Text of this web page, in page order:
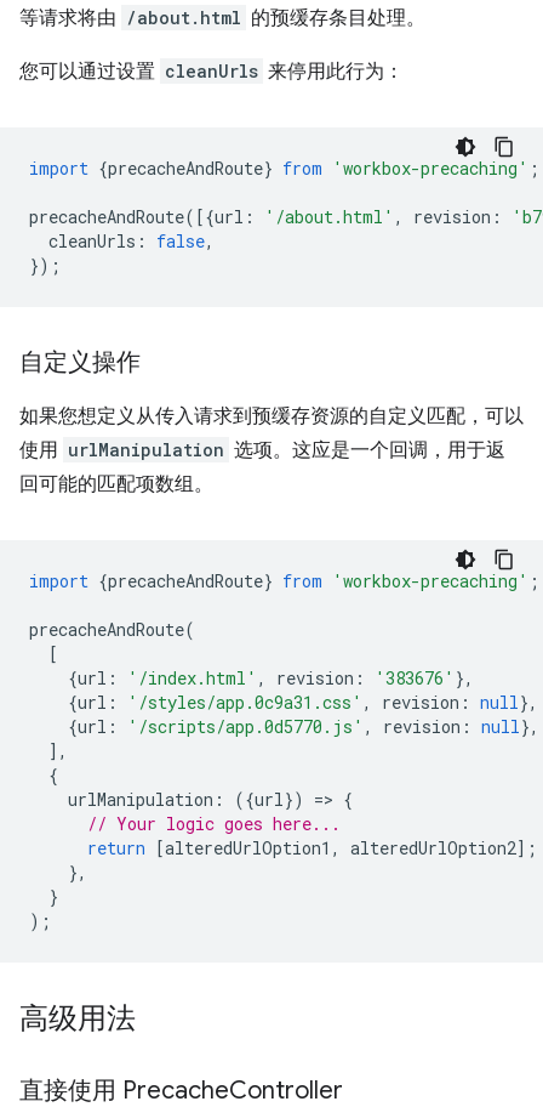
等请求将由 /about.html 的预缓存条目处理。
您可以通过设置 cleanUrls 来停用此行为：
import {precacheAndRoute} from 'workbox-precaching' ;
precacheAndRoute([{url : '/about.html' , revision :
cleanUrls : false,
});
自定义操作
如果您想定义从传入请求到预缓存资源的自定义匹配，可以
使用 urlManipulation 选项。这应是一个回调，用于返
回可能的匹配项数组。
import {precacheAndRoute} from 'workbox-precaching' ;
precacheAndRoute(
[
{url : '/index.html' , revision : '383676' },
{url : '/styles/app.0c9a31.css' , revision : null},
{url : '/scripts/app.0d5770.js' , revision : null},
],
{
urlManipulation : ({url}) => {
// Your logic goes here...
return [alteredUrlOption1 , alteredUrlOption2];
},
}
);
高级用法
直接使用 PrecacheController